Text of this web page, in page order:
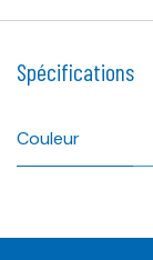
Spécifications
Couleur